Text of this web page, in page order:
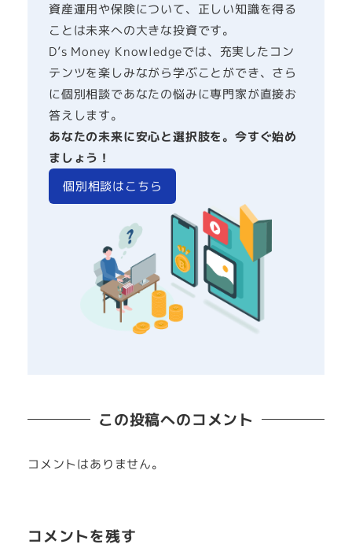
資産運用や保険について、正しい知識を得る
ことは未来への大きな投資です。
D’s Money Knowledgeでは、充実したコン
テンツを楽しみながら学ぶことができ、さら
に個別相談であなたの悩みに専門家が直接お
答えします。
あなたの未来に安心と選択肢を。今すぐ始め
ましょう！
個別相談はこちら
この投稿へのコメント
コメントはありません。
コメントを残す